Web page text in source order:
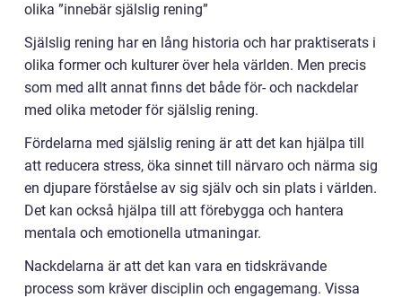
olika ”innebär själslig rening”
Själslig rening har en lång historia och har praktiserats i
olika former och kulturer över hela världen. Men precis
som med allt annat finns det både för- och nackdelar
med olika metoder för själslig rening.
Fördelarna med själslig rening är att det kan hjälpa till
att reducera stress, öka sinnet till närvaro och närma sig
en djupare förståelse av sig själv och sin plats i världen.
Det kan också hjälpa till att förebygga och hantera
mentala och emotionella utmaningar.
Nackdelarna är att det kan vara en tidskrävande
process som kräver disciplin och engagemang. Vissa